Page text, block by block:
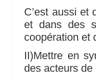
C’est aussi et
et dans des
coopération et
II)Mettre en
des acteurs